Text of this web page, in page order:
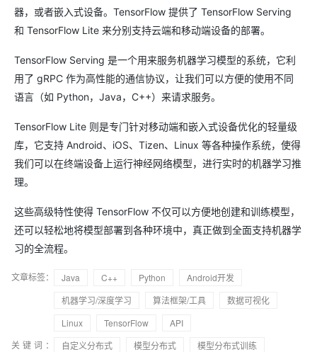
器，或者嵌入式设备。TensorFlow 提供了 TensorFlow Serving
和 TensorFlow Lite 来分别支持云端和移动端设备的部署。
TensorFlow Serving 是一个用来服务机器学习模型的系统，它利
用了 gRPC 作为高性能的通信协议，让我们可以方便的使用不同
语言（如 Python，Java，C++）来请求服务。
TensorFlow Lite 则是专门针对移动端和嵌入式设备优化的轻量级
库，它支持 Android、iOS、Tizen、Linux 等各种操作系统，使得
我们可以在终端设备上运行神经网络模型，进行实时的机器学习推
理。
这些高级特性使得 TensorFlow 不仅可以方便地创建和训练模型，
还可以轻松地将模型部署到各种环境中，真正做到全面支持机器学
习的全流程。
文章标签： Java C++ Python
Android开发
机器学习/深度学习
算法框架/工具
数据可视化
Linux
TensorFlow
API
关键词：
自定义分布式 模型分布式
模型分布式训练